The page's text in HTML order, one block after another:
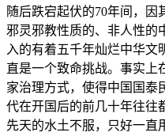
随后跌宕起伏的70年间，因
邪灵邪教性质的、非人性的
入的有着五千年灿烂中华文
直是一个致命挑战。事实上
家治理方式，使得中国国泰
代在开国后的前几十年往往
先天的水土不服，只好一直